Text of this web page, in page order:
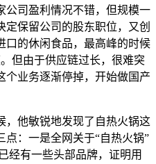
公司盈利情况不错，但规模一
保留公司的股东职位，又创
的休闲食品，最高峰的时候
但由于供应链过长，很难突
个业务逐渐停掉，开始做国产
，他敏锐地发现了自热火锅这
：一是全网关于“自热火锅”
经有一些头部品牌，证明用